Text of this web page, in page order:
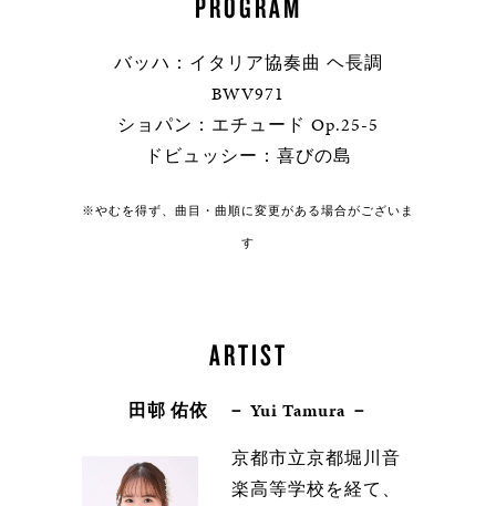
バッハ：イタリア協奏曲 ヘ長調
BWV971
ショパン：エチュード Op.25-5
ドビュッシー：喜びの島
※やむを得ず、曲目・曲順に変更がある場合がございま
す
ARTIST
田邨 佑依 － Yui Tamura －
京都市立京都堀川音
楽高等学校を経て、